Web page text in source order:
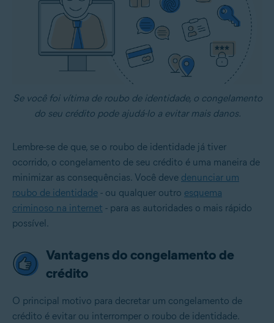
Se você foi vítima de roubo de identidade, o congelamento
do seu crédito pode ajudá-lo a evitar mais danos.
Lembre-se de que, se o roubo de identidade já tiver
ocorrido, o congelamento de seu crédito é uma maneira de
minimizar as consequências. Você deve denunciar um
roubo de identidade - ou qualquer outro esquema
criminoso na internet - para as autoridades o mais rápido
possível.
Vantagens do congelamento de
crédito
O principal motivo para decretar um congelamento de
crédito é evitar ou interromper o roubo de identidade.